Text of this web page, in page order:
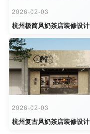
2026-02-03
杭州极简风奶茶店装修设计
2026-02-03
杭州复古风奶茶店装修设计